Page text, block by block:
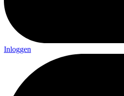
Inloggen